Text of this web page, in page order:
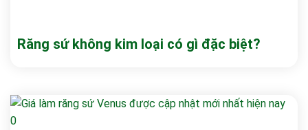
Răng sứ không kim loại có gì đặc biệt?